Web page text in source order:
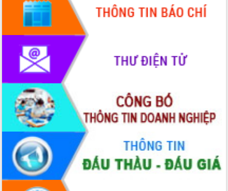
Ngành nông nghiệp phấn đấu tăng
trưởng đạt 5,86% trong năm 2026
UBND tỉnh Đắk Lắk triển khai công tác
quốc phòng, quân sự địa phương năm
2026
Đắk Lắk tập trung toàn lực khắc phục
tồn tại IUU, sẵn sàng làm việc với
Đoàn thanh tra EC
Chủ tịch UBND tỉnh Tạ Anh Tuấn thăm,
chúc mừng các bệnh viện nhân Ngày
Thầy thuốc Việt Nam
Rộn ràng lễ hội truyền thống Sông
nước Đà Nông lần thứ I năm 2026
Kỳ họp Chuyên đề lần thứ Năm, HĐND
tỉnh Đắk Lắk thông qua các nghị quyết
quan trọng
Thống nhất danh sách giới thiệu ứng